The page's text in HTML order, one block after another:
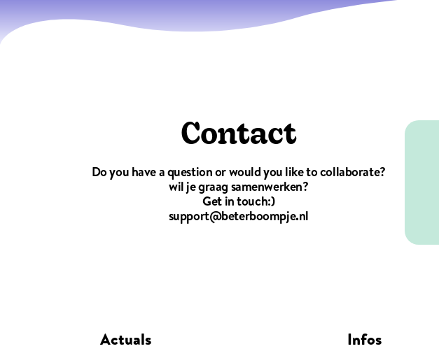
Contact
Do you have a question or would you like to collaborate?
wil je graag samenwerken?
Get in touch:)
support@beterboompje.nl
Actuals Infos